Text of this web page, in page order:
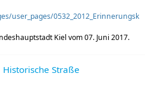
user_pages/0532_2012_Erinnerungsk
Kiel vom 07. Juni 2017.
Historische Straße